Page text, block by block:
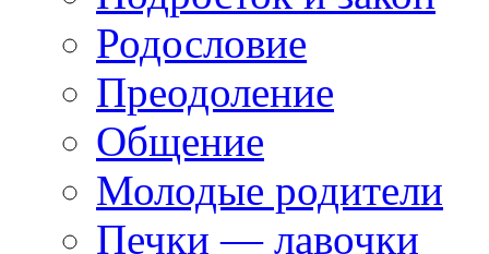
Родословие
Преодоление
Общение
Молодые родители
Печки — лавочки